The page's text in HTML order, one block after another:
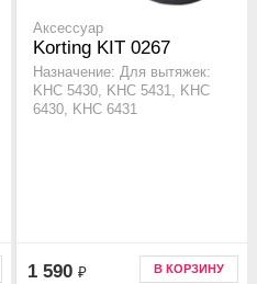
Аксессуар
Korting KIT 0267
Назначение: Для вытяжек:
KHC 5430, KHC 5431, KHC
6430, KHC 6431
1 590 ₽ В КОРЗИНУ